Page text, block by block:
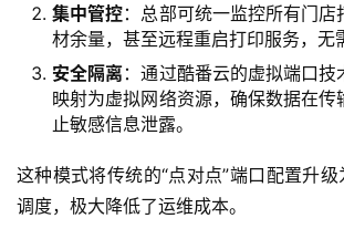
集中管控：总部可统一监控所有门
材余量，甚至远程重启打印服务，无
安全隔离：通过酷番云的虚拟端口
映射为虚拟网络资源，确保数据在传
止敏感信息泄露。
这种模式将传统的“点对点”端口配置升级
调度，极大降低了运维成本。